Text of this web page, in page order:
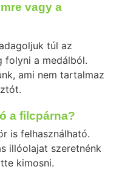
vagy a
túl az
folyni a medálból.
ami nem tartalmaz
a filcpárna?
is felhasználható.
illóolajat szeretnénk
kimosni.